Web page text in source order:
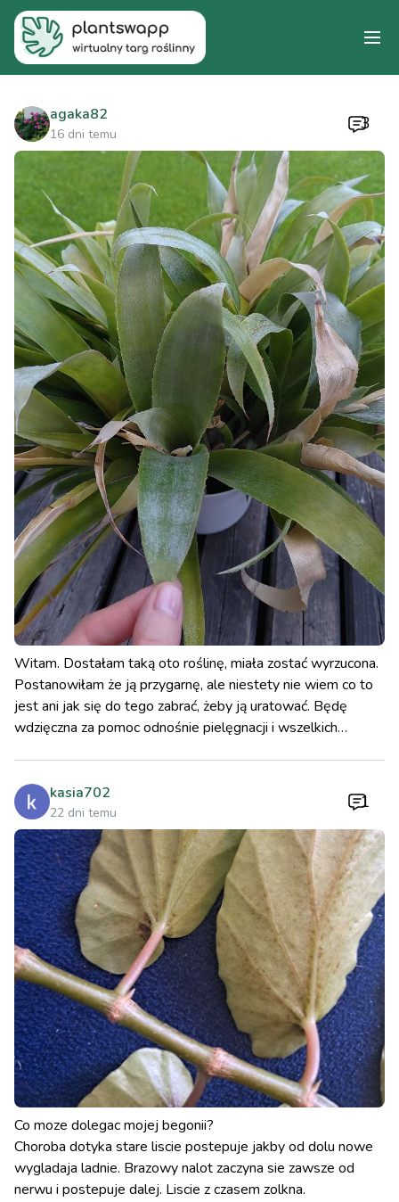
agaka82
16 dni temu
3
Witam. Dostałam taką oto roślinę, miała zostać wyrzucona.
Postanowiłam że ją przygarnę, ale niestety nie wiem co to
jest ani jak się do tego zabrać, żeby ją uratować. Będę
wdzięczna za pomoc odnośnie pielęgnacji i wszelkich
kasia702
22 dni temu
1
Co moze dolegac mojej begonii?
Choroba dotyka stare liscie postepuje jakby od dolu nowe
wygladaja ladnie. Brazowy nalot zaczyna sie zawsze od
nerwu i postepuje dalej. Liscie z czasem zolkna.